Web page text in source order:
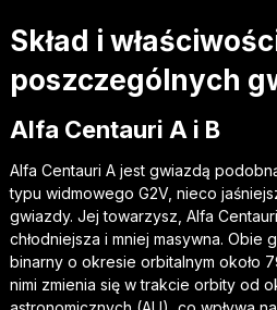
Skład i
poszczególnych
Alfa Centauri A i B
Alfa Centauri A jest gwiazdą
typu widmowego G2V, nieco
gwiazdy. Jej towarzysz, Alfa
chłodniejsza i mniej masywna. Obie
binarny o okresie orbitalnym około
nimi zmienia się w trakcie orbity od